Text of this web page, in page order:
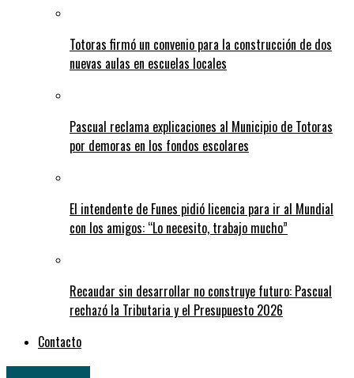
Totoras firmó un convenio para la construcción de dos
nuevas aulas en escuelas locales
Pascual reclama explicaciones al Municipio de Totoras
por demoras en los fondos escolares
El intendente de Funes pidió licencia para ir al Mundial
con los amigos: “Lo necesito, trabajo mucho”
Recaudar sin desarrollar no construye futuro: Pascual
rechazó la Tributaria y el Presupuesto 2026
Contacto